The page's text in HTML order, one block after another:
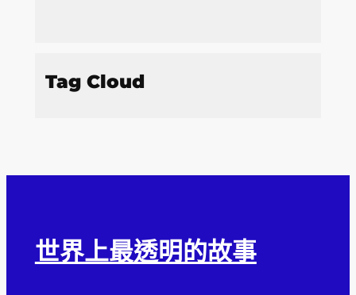
Tag Cloud
世界上最透明的故事